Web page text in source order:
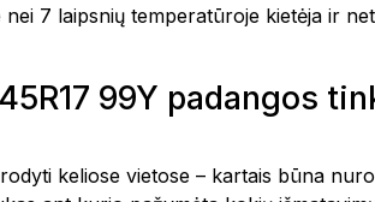
7 laipsnių temperatūroje kietėja ir
99Y padangos
keliose vietose – kartais būna